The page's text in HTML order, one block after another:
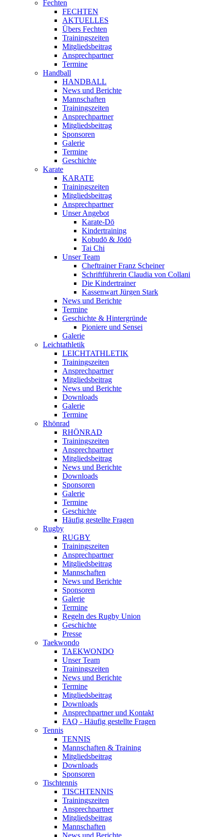
Fechten
FECHTEN
AKTUELLES
Übers Fechten
Trainingszeiten
Mitgliedsbeitrag
Ansprechpartner
Termine
Handball
HANDBALL
News und Berichte
Mannschaften
Trainingszeiten
Ansprechpartner
Mitgliedsbeitrag
Sponsoren
Galerie
Termine
Geschichte
Karate
KARATE
Trainingszeiten
Mitgliedsbeitrag
Ansprechpartner
Unser Angebot
Karate-Dō
Kindertraining
Kobudō & Jōdō
Tai Chi
Unser Team
Cheftrainer Franz Scheiner
Schriftführerin Claudia von Collani
Die Kindertrainer
Kassenwart Jürgen Stark
News und Berichte
Termine
Geschichte & Hintergründe
Pioniere und Sensei
Galerie
Leichtathletik
LEICHTATHLETIK
Trainingszeiten
Ansprechpartner
Mitgliedsbeitrag
News und Berichte
Downloads
Galerie
Termine
Rhönrad
RHÖNRAD
Trainingszeiten
Ansprechpartner
Mitgliedsbeitrag
News und Berichte
Downloads
Sponsoren
Galerie
Termine
Geschichte
Häufig gestellte Fragen
Rugby
RUGBY
Trainingszeiten
Ansprechpartner
Mitgliedsbeitrag
Mannschaften
News und Berichte
Sponsoren
Galerie
Termine
Regeln des Rugby Union
Geschichte
Presse
Taekwondo
TAEKWONDO
Unser Team
Trainingszeiten
News und Berichte
Termine
Mitgliedsbeitrag
Downloads
Ansprechpartner und Kontakt
FAQ - Häufig gestellte Fragen
Tennis
TENNIS
Mannschaften & Training
Mitgliedsbeitrag
Downloads
Sponsoren
Tischtennis
TISCHTENNIS
Trainingszeiten
Ansprechpartner
Mitgliedsbeitrag
Mannschaften
News und Berichte